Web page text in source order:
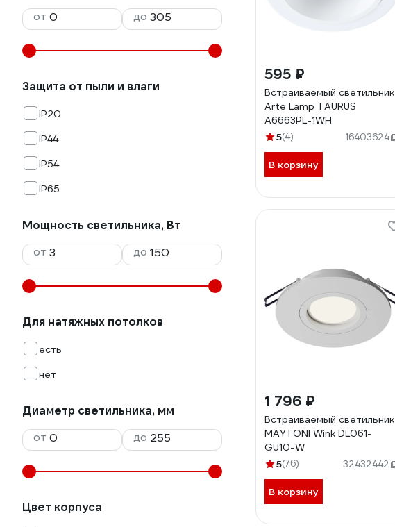
от
до
Защита от пыли и влаги
IP20
IP44
IP54
IP65
Мощность светильника, Вт
от
до
Для натяжных потолков
есть
нет
Диаметр светильника, мм
от
до
Цвет корпуса
595 ₽
Встраиваемый светильник
Arte Lamp TAURUS
A6663PL-1WH
5(4) 16403624
В корзину
1 796 ₽
Встраиваемый светильник
MAYTONI Wink DL061-
GU10-W
5(76) 32432442
В корзину